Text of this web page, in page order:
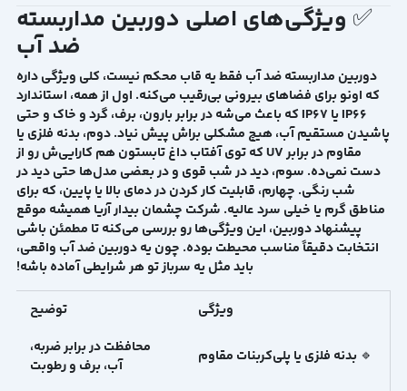
✅ ویژگی‌های اصلی دوربین مداربسته
ضد آب
دوربین مداربسته ضد آب فقط یه قاب محکم نیست، کلی ویژگی داره
که اونو برای فضاهای بیرونی بی‌رقیب می‌کنه. اول از همه، استاندارد
IP66 یا IP67 که باعث می‌شه در برابر بارون، برف، گرد و خاک و حتی
پاشیدن مستقیم آب، هیچ مشکلی براش پیش نیاد. دوم، بدنه فلزی یا
مقاوم در برابر UV که توی آفتاب داغ تابستون هم کارایی‌ش رو از
دست نمی‌ده. سوم، دید در شب قوی و در بعضی مدل‌ها حتی دید در
شب رنگی. چهارم، قابلیت کار کردن در دمای بالا یا پایین، که برای
مناطق گرم یا خیلی سرد عالیه. شرکت چشمان بیدار آریاهمیشه موقع
پیشنهاد دوربین، این ویژگی‌ها رو بررسی می‌کنه تا مطمئن باشی
انتخابت دقیقاً مناسب محیطت بوده. چون یه دوربین ضد آب واقعی،
باید مثل یه سرباز تو هر شرایطی آماده باشه!
ویژگی توضیح
🔹 بدنه فلزی یا پلی‌کربنات مقاوم
محافظت در برابر ضربه،
آب، برف و رطوبت